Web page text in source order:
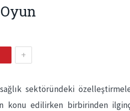
+
sektöründeki
konu edilirken birbirinden